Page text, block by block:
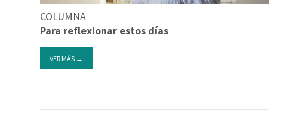
COLUMNA
Para reflexionar estos días
VER MÁS →